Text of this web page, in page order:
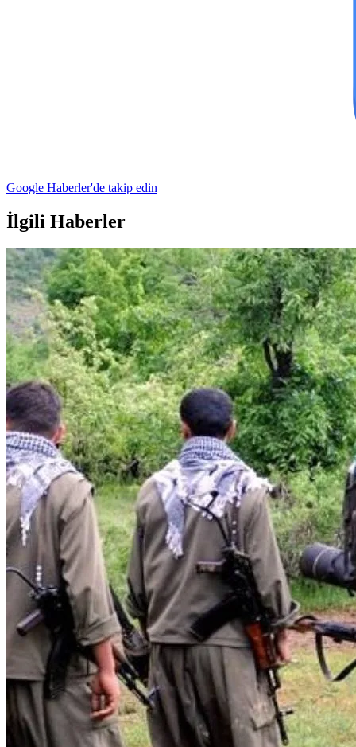
Google Haberler'de takip edin
İlgili Haberler